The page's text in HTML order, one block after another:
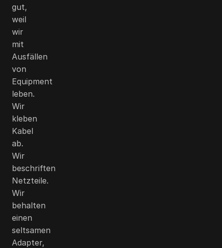
gut,
weil
wir
mit
Ausfällen
von
Equipment
leben.
Wir
kleben
Kabel
ab.
Wir
beschriften
Netzteile.
Wir
behalten
einen
seltsamen
Adapter,